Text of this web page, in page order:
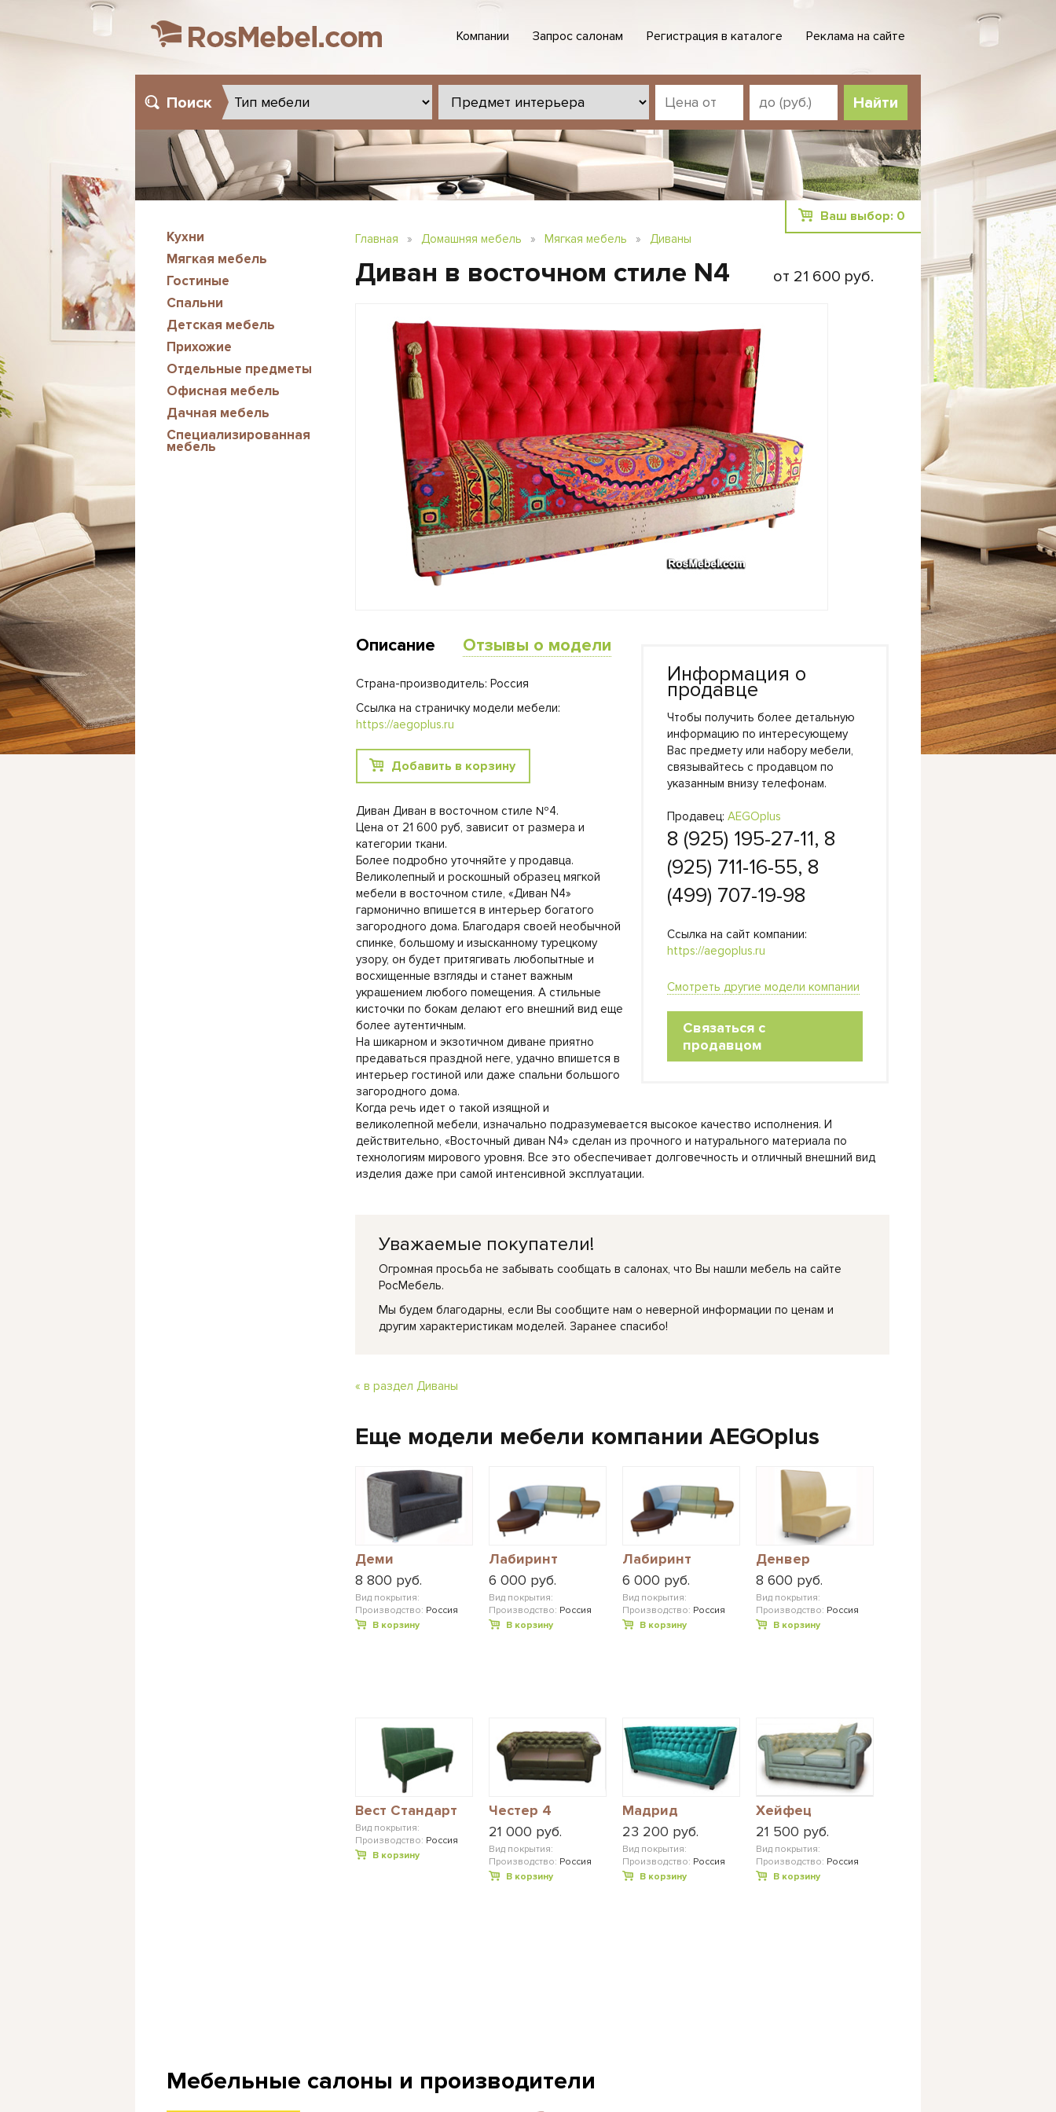
Компании Запрос салонам Регистрация в каталоге Реклама на сайте
Поиск
Кухни
Мягкая мебель
Гостиные
Спальни
Детская мебель
Прихожие
Отдельные предметы
Офисная мебель
Дачная мебель
Специализированная
мебель
Ваш выбор: 0
Главная » Домашняя мебель » Мягкая мебель » Диваны
Диван в восточном стиле N4 от 21 600 руб.
Описание Отзывы о модели
Информация о
продавце
Чтобы получить более детальную
информацию по интересующему
Вас предмету или набору мебели,
связывайтесь с продавцом по
указанным внизу телефонам.
Продавец: AEGOplus
8 (925) 195-27-11, 8
(925) 711-16-55, 8
(499) 707-19-98
Ссылка на сайт компании:
https://aegoplus.ru
Смотреть другие модели компании
Связаться с
продавцом
Страна-производитель: Россия
Ссылка на страничку модели мебели:
https://aegoplus.ru
Добавить в корзину
Диван Диван в восточном стиле №4.
Цена от 21 600 руб, зависит от размера и
категории ткани.
Более подробно уточняйте у продавца.
Великолепный и роскошный образец мягкой
мебели в восточном стиле, «Диван N4»
гармонично впишется в интерьер богатого
загородного дома. Благодаря своей необычной
спинке, большому и изысканному турецкому
узору, он будет притягивать любопытные и
восхищенные взгляды и станет важным
украшением любого помещения. А стильные
кисточки по бокам делают его внешний вид еще
более аутентичным.
На шикарном и экзотичном диване приятно
предаваться праздной неге, удачно впишется в
интерьер гостиной или даже спальни большого
загородного дома.
Когда речь идет о такой изящной и
великолепной мебели, изначально подразумевается высокое качество исполнения. И
действительно, «Восточный диван N4» сделан из прочного и натурального материала по
технологиям мирового уровня. Все это обеспечивает долговечность и отличный внешний вид
изделия даже при самой интенсивной эксплуатации.
Уважаемые покупатели!
Огромная просьба не забывать сообщать в салонах, что Вы нашли мебель на сайте
РосМебель.
Мы будем благодарны, если Вы сообщите нам о неверной информации по ценам и
другим характеристикам моделей. Заранее спасибо!
« в раздел Диваны
Еще модели мебели компании AEGOplus
Деми
8 800 руб.
Вид покрытия:
Производство: Россия
В корзину
Лабиринт
6 000 руб.
Вид покрытия:
Производство: Россия
В корзину
Лабиринт
6 000 руб.
Вид покрытия:
Производство: Россия
В корзину
Денвер
8 600 руб.
Вид покрытия:
Производство: Россия
В корзину
Вест Стандарт
Вид покрытия:
Производство: Россия
В корзину
Честер 4
21 000 руб.
Вид покрытия:
Производство: Россия
В корзину
Мадрид
23 200 руб.
Вид покрытия:
Производство: Россия
В корзину
Хейфец
21 500 руб.
Вид покрытия:
Производство: Россия
В корзину
Мебельные салоны и производители